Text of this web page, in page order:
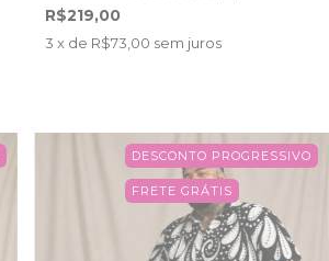
R$219,00
3 x de R$73,00 sem juros
DESCONTO PROGRESSIVO
FRETE GRÁTIS